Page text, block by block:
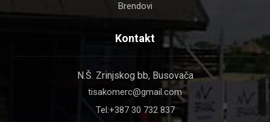
Brendovi
Kontakt
N.Š. Zrinjskog bb, Busovača
tisakomerc@gmail.com
Tel:+387 30 732 837